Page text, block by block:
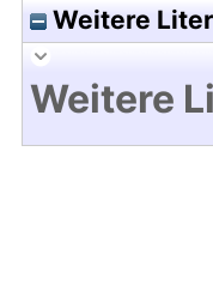
Weitere
Weitere